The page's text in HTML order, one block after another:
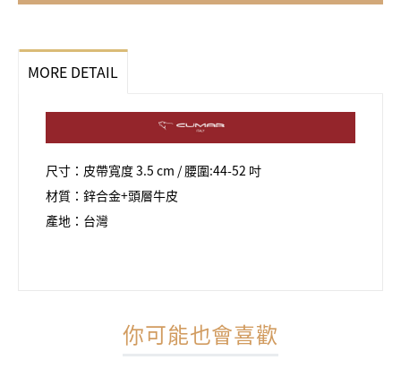
MORE DETAIL
尺寸：皮帶寬度 3.5 cm / 腰圍:44-52 吋
材質：鋅合金+頭層牛皮
產地：台灣
你可能也會喜歡